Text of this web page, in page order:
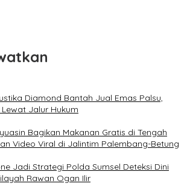
Diamond Bantah Jual Emas Palsu,
Jalur Hukum
Bagikan Makanan Gratis di Tengah
Video Viral di Jalintim Palembang-Betung
Jadi Strategi Polda Sumsel Deteksi Dini
Rawan Ogan Ilir